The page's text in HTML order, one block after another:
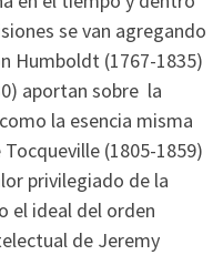
se van agregando
Humboldt (1767-1835)
aportan sobre la
la esencia misma
(1805-1859)
privilegiado de la
el ideal del orden
de Jeremy